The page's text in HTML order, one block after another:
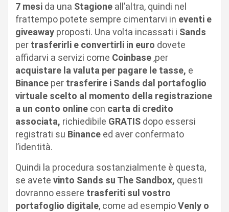
7 mesi da una Stagione all’altra, quindi nel
frattempo potete sempre cimentarvi in eventi e
giveaway proposti. Una volta incassati i Sands
per trasferirli e convertirli in euro dovete
affidarvi a servizi come Coinbase ,per
acquistare la valuta per pagare le tasse, e
Binance per trasferire i Sands dal portafoglio
virtuale scelto al momento della registrazione
a un conto online con carta di credito
associata, richiedibile GRATIS dopo essersi
registrati su Binance ed aver confermato
l’identità.
Quindi la procedura sostanzialmente è questa,
se avete vinto Sands su The Sandbox, questi
dovranno essere trasferiti sul vostro
portafoglio digitale, come ad esempioVenly o